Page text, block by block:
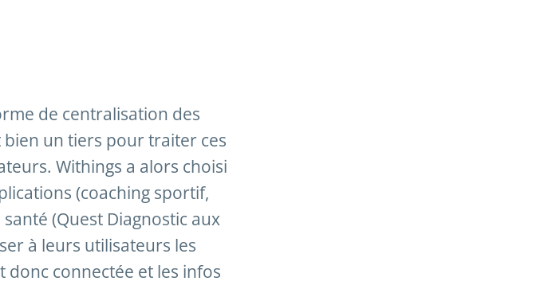
de centralisation des
bien un tiers pour traiter ces
Withings a alors choisi
(coaching sportif,
(Quest Diagnostic aux
à leurs utilisateurs les
donc connectée et les infos